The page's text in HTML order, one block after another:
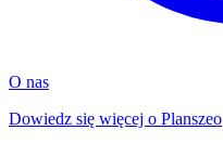
O nas
Dowiedz się więcej o Planszeo